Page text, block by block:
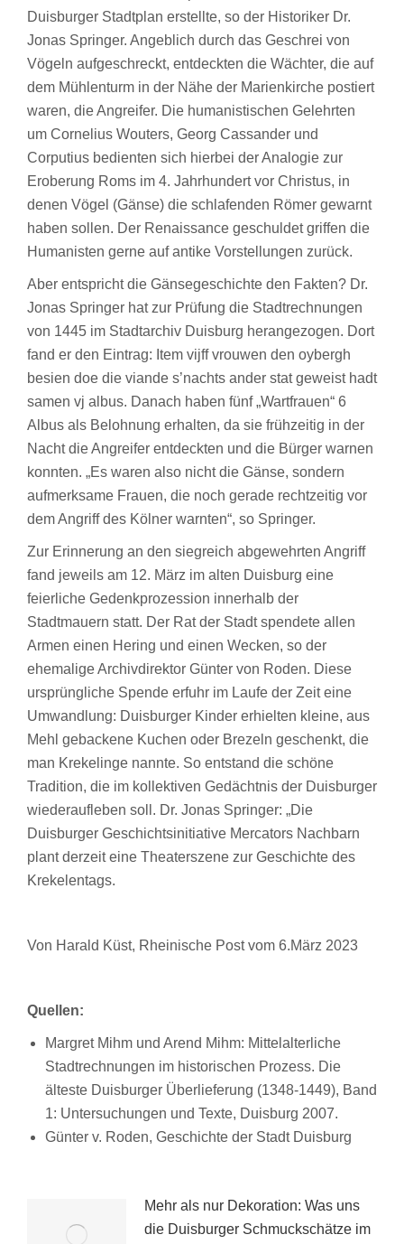
Duisburger Stadtplan erstellte, so der Historiker Dr.
Jonas Springer. Angeblich durch das Geschrei von
Vögeln aufgeschreckt, entdeckten die Wächter, die auf
dem Mühlenturm in der Nähe der Marienkirche postiert
waren, die Angreifer. Die humanistischen Gelehrten
um Cornelius Wouters, Georg Cassander und
Corputius bedienten sich hierbei der Analogie zur
Eroberung Roms im 4. Jahrhundert vor Christus, in
denen Vögel (Gänse) die schlafenden Römer gewarnt
haben sollen. Der Renaissance geschuldet griffen die
Humanisten gerne auf antike Vorstellungen zurück.
Aber entspricht die Gänsegeschichte den Fakten? Dr.
Jonas Springer hat zur Prüfung die Stadtrechnungen
von 1445 im Stadtarchiv Duisburg herangezogen. Dort
fand er den Eintrag: Item vijff vrouwen den oybergh
besien doe die viande s’nachts ander stat geweist hadt
samen vj albus. Danach haben fünf „Wartfrauen“ 6
Albus als Belohnung erhalten, da sie frühzeitig in der
Nacht die Angreifer entdeckten und die Bürger warnen
konnten. „Es waren also nicht die Gänse, sondern
aufmerksame Frauen, die noch gerade rechtzeitig vor
dem Angriff des Kölner warnten“, so Springer.
Zur Erinnerung an den siegreich abgewehrten Angriff
fand jeweils am 12. März im alten Duisburg eine
feierliche Gedenkprozession innerhalb der
Stadtmauern statt. Der Rat der Stadt spendete allen
Armen einen Hering und einen Wecken, so der
ehemalige Archivdirektor Günter von Roden. Diese
ursprüngliche Spende erfuhr im Laufe der Zeit eine
Umwandlung: Duisburger Kinder erhielten kleine, aus
Mehl gebackene Kuchen oder Brezeln geschenkt, die
man Krekelinge nannte. So entstand die schöne
Tradition, die im kollektiven Gedächtnis der Duisburger
wiederaufleben soll. Dr. Jonas Springer: „Die
Duisburger Geschichtsinitiative Mercators Nachbarn
plant derzeit eine Theaterszene zur Geschichte des
Krekelentags.
Von Harald Küst, Rheinische Post vom 6.März 2023
Quellen:
Margret Mihm und Arend Mihm: Mittelalterliche
Stadtrechnungen im historischen Prozess. Die
älteste Duisburger Überlieferung (1348-1449), Band
1: Untersuchungen und Texte, Duisburg 2007.
Günter v. Roden, Geschichte der Stadt Duisburg
Mehr als nur Dekoration: Was uns
die Duisburger Schmuckschätze im